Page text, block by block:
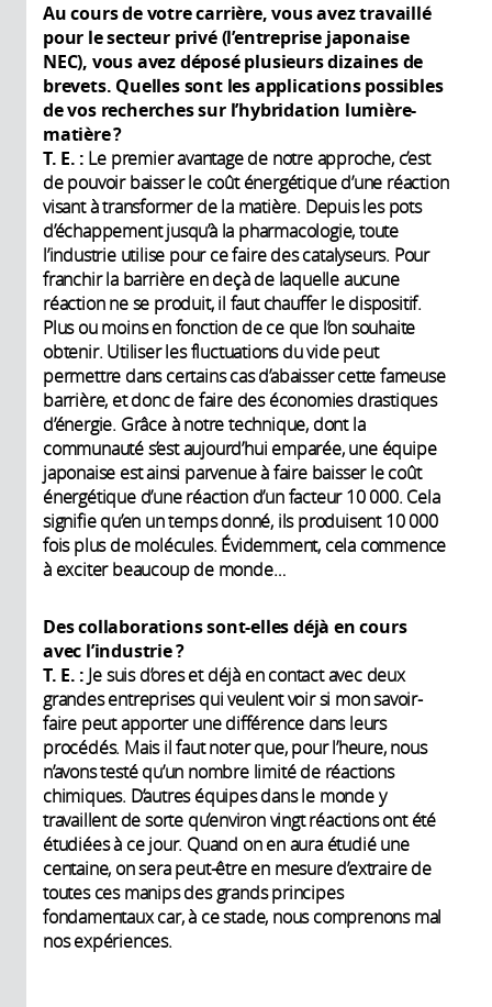
Au cours de votre carrière, vous avez travaillé
pour le secteur privé (l’entreprise japonaise
NEC), vous avez déposé plusieurs dizaines de
brevets. Quelles sont les applications possibles
de vos recherches sur l’hybridation lumière-
matière ?
T. E. : Le premier avantage de notre approche, c’est
de pouvoir baisser le coût énergétique d’une réaction
visant à transformer de la matière. Depuis les pots
d’échappement jusqu’à la pharmacologie, toute
l’industrie utilise pour ce faire des catalyseurs. Pour
franchir la barrière en deçà de laquelle aucune
réaction ne se produit, il faut chauffer le dispositif.
Plus ou moins en fonction de ce que l’on souhaite
obtenir. Utiliser les fluctuations du vide peut
permettre dans certains cas d’abaisser cette fameuse
barrière, et donc de faire des économies drastiques
d’énergie. Grâce à notre technique, dont la
communauté s’est aujourd’hui emparée, une équipe
japonaise est ainsi parvenue à faire baisser le coût
énergétique d’une réaction d’un facteur 10 000. Cela
signifie qu’en un temps donné, ils produisent 10 000
fois plus de molécules. Évidemment, cela commence
à exciter beaucoup de monde…
Des collaborations sont-elles déjà en cours
avec l’industrie ?
T. E. : Je suis d’ores et déjà en contact avec deux
grandes entreprises qui veulent voir si mon savoir-
faire peut apporter une différence dans leurs
procédés. Mais il faut noter que, pour l’heure, nous
n’avons testé qu’un nombre limité de réactions
chimiques. D’autres équipes dans le monde y
travaillent de sorte qu’environ vingt réactions ont été
étudiées à ce jour. Quand on en aura étudié une
centaine, on sera peut-être en mesure d’extraire de
toutes ces manips des grands principes
fondamentaux car, à ce stade, nous comprenons mal
nos expériences.